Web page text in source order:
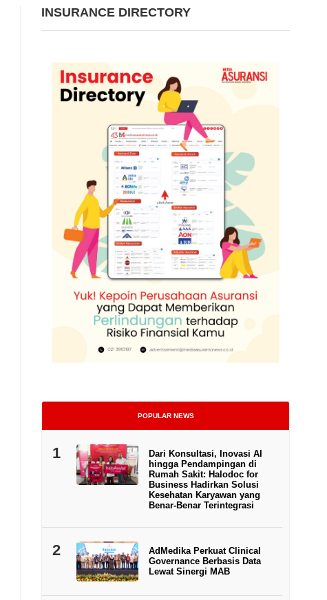
Ilustrasi. | Foto:
INSURANCE DIRECTORY
POPULAR NEWS
1
Dari Konsultasi, Inovasi AI
hingga Pendampingan di
Rumah Sakit: Halodoc for
Business Hadirkan Solusi
Kesehatan Karyawan yang
Benar-Benar Terintegrasi
2
AdMedika Perkuat Clinical
Governance Berbasis Data
Lewat Sinergi MAB